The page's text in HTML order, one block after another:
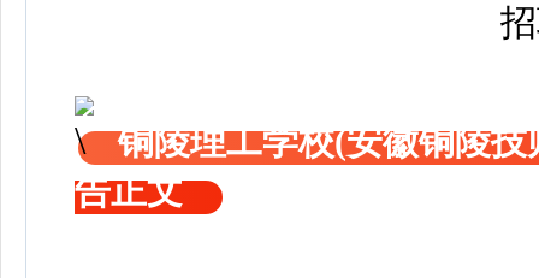
铜陵理工学校(安徽铜陵
告正文